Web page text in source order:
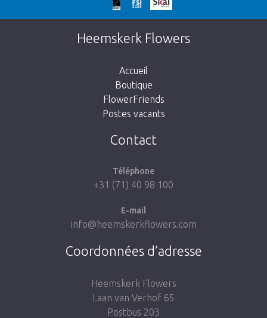
Nos excuses
Cette page n’existe pas. Cliquez sur le lien
suivant pour retourner à la boutique.
Heemskerk Flowers
Accueil
Boutique
FlowerFriends
Postes vacants
Contact
Téléphone
+31 (71) 40 98 100
E-mail
info@heemskerkflowers.com
Coordonnées d’adresse
Heemskerk Flowers
Laan van Verhof 65
Postbus 203